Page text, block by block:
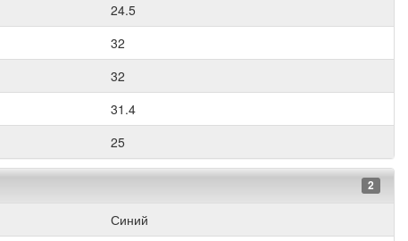
24.5
32
32
31.4
25
2
Синий